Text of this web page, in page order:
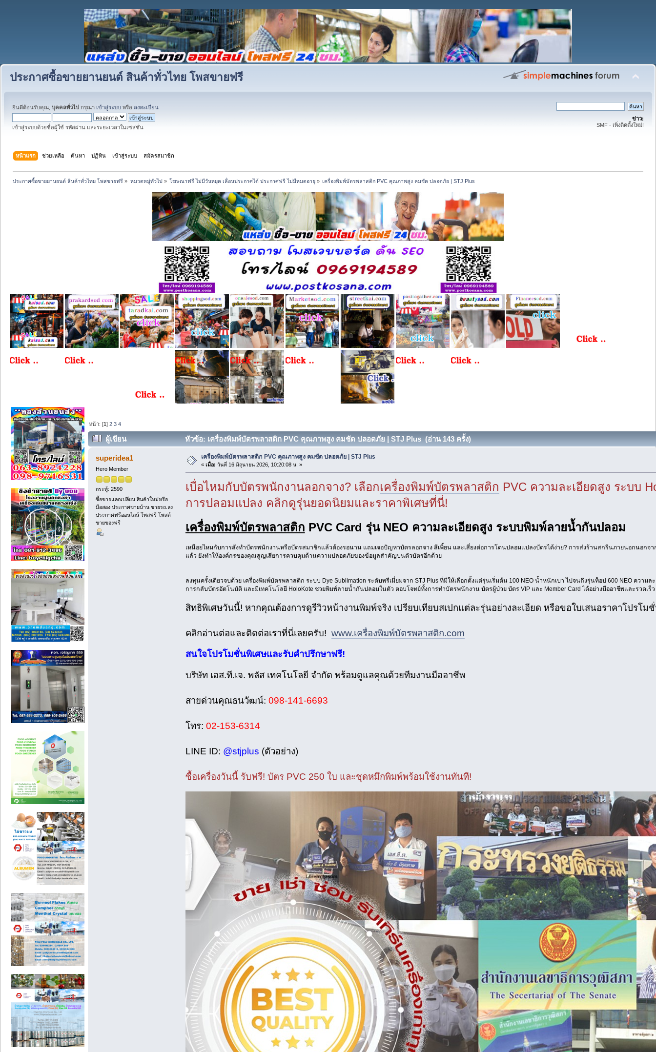
ประกาศซื้อขายยานยนต์ สินค้าทั่วไทย โพสขายฟรี
ยินดีต้อนรับคุณ, บุคคลทั่วไป กรุณา เข้าสู่ระบบ หรือ ลงทะเบียน
เข้าสู่ระบบด้วยชื่อผู้ใช้ รหัสผ่าน และระยะเวลาในเซสชั่น
ข่าว:
SMF - เพิ่งติดตั้งใหม่!
หน้าแรก ช่วยเหลือ ค้นหา ปฏิทิน เข้าสู่ระบบ สมัครสมาชิก
ประกาศซื้อขายยานยนต์ สินค้าทั่วไทย โพสขายฟรี » หมวดหมู่ทั่วไป» โฆษณาฟรี ไม่มีวันหยุด เลื่อนประกาศได้ ประกาศฟรี ไม่มีหมดอายุ» เครื่องพิมพ์บัตรพลาสติก PVC คุณภาพสูง คมชัด ปลอดภัย | STJ Plus
หน้า: [1]2 3 4
ผู้เขียน หัวข้อ: เครื่องพิมพ์บัตรพลาสติก PVC คุณภาพสูง คมชัด ปลอดภัย | STJ Plus (อ่าน 143 ครั้ง)
superidea1
Hero Member
กระทู้: 2590
ซื้อขายแลกเปลี่ยน สินค้าใหม่หรือ
มือสอง ประกาศขายบ้าน ขายรถ.ลง
ประกาศฟรีออนไลน์ โพสฟรี โพสต์
ขายของฟรี
เครื่องพิมพ์บัตรพลาสติก PVC คุณภาพสูง คมชัด ปลอดภัย | STJ Plus
« เมื่อ: วันที่ 16 มิถุนายน 2026, 10:20:08 น. »
เบื่อไหมกับบัตรพนักงานลอกจาง? เลือกเครื่องพิมพ์บัตรพลาสติก PVC ความละเอียดสูง ระบบ
การปลอมแปลง คลิกดูรุ่นยอดนิยมและราคาพิเศษที่นี่!
เครื่องพิมพ์บัตรพลาสติก PVC Card รุ่น NEO ความละเอียดสูง ระบบพิมพ์ลายน้ำกันปลอม
เหนื่อยไหมกับการสั่งทำบัตรพนักงานหรือบัตรสมาชิกแล้วต้องรอนาน แถมเจอปัญหาบัตรลอกจาง สีเพี้ยน และเสี่ยงต่อการโดนปลอมแปลงบัตรได้ง่าย? การส่งร้านสกรีนภายนอกนอกจ
แล้ว ยังทำให้องค์กรของคุณสูญเสียการควบคุมด้านความปลอดภัยของข้อมูลสำคัญบนตัวบัตรอีกด้วย
ลงทุนครั้งเดียวจบด้วย เครื่องพิมพ์บัตรพลาสติก ระบบ Dye Sublimation ระดับพรีเมี่ยมจาก STJ Plus ที่มีให้เลือกตั้งแต่รุ่นเริ่มต้น 100 NEO น้ำหนักเบา ไปจนถึงรุ่นท็อป 600 NEO ความละ
การกลับบัตรอัตโนมัติ และมีเทคโนโลยี HoloKote ช่วยพิมพ์ลายน้ำกันปลอมในตัว ตอบโจทย์ทั้งการทำบัตรพนักงาน บัตรผู้ป่วย บัตร VIP และ Member Card ได้อย่างมืออาชีพและรวดเร็ว
สิทธิพิเศษวันนี้! หากคุณต้องการดูรีวิวหน้างานพิมพ์จริง เปรียบเทียบสเปกแต่ละรุ่นอย่างละเอียด หรือขอใบเสนอราคาโปรโม
คลิกอ่านต่อและติดต่อเราที่นี่เลยครับ! www.เครื่องพิมพ์บัตรพลาสติก.com
สนใจโปรโมชั่นพิเศษและรับคำปรึกษาฟรี!
บริษัท เอส.ที.เจ. พลัส เทคโนโลยี จำกัด พร้อมดูแลคุณด้วยทีมงานมืออาชีพ
สายด่วนคุณธนวัฒน์: 098-141-6693
โทร: 02-153-6314
LINE ID: @stjplus (ตัวอย่าง)
ซื้อเครื่องวันนี้ รับฟรี! บัตร PVC 250 ใบ และชุดหมึกพิมพ์พร้อมใช้งานทันที!